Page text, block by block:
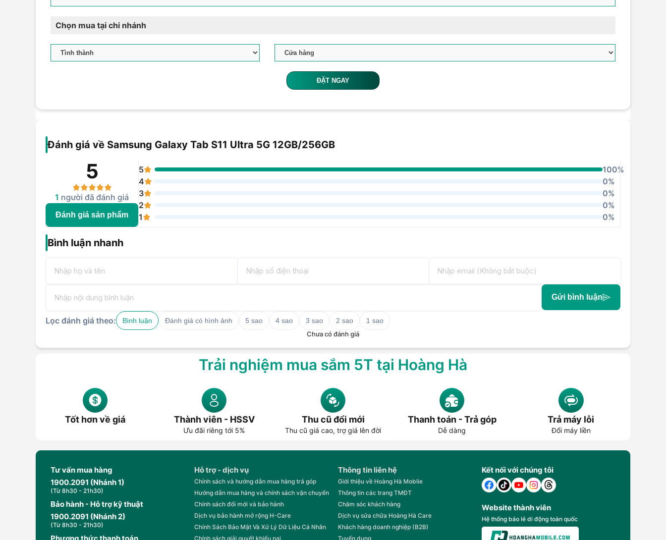
Chọn mua tại chi nhánh
ĐẶT NGAY
Đánh giá về Samsung Galaxy Tab S11 Ultra 5G 12GB/256GB
5
1 người đã đánh giá
Đánh giá sản phẩm
5
100%
4
0%
3
0%
2
0%
1
0%
Bình luận nhanh
Gửi bình luận
Lọc đánh giá theo: Bình luận Đánh giá có hình ảnh 5 sao 4 sao 3 sao 2 sao
1 sao
Chưa có đánh giá
Trải nghiệm mua sắm 5T tại Hoàng Hà
Tốt hơn về giá Thành viên - HSSV
Ưu đãi riêng tới 5%
Thu cũ đổi mới
Thu cũ giá cao, trợ giá lên đời
Thanh toán - Trả góp
Dễ dàng
Trả máy lỗi
Đổi máy liền
Tư vấn mua hàng
1900.2091 (Nhánh 1)
(Từ 8h30 - 21h30)
Bảo hành - Hỗ trợ kỹ thuật
1900.2091 (Nhánh 2)
(Từ 8h30 - 21h30)
Hỗ trợ - dịch vụ
Chính sách và hướng dẫn mua hàng trả góp
Hướng dẫn mua hàng và chính sách vận chuyển
Chính sách đổi mới và bảo hành
Dịch vụ bảo hành mở rộng H-Care
Chính Sách Bảo Mật Và Xử Lý Dữ Liệu Cá Nhân
Chính sách giải quyết khiếu nại
Thông tin liên hệ
Giới thiệu về Hoàng Hà Moblie
Thông tin các trang TMĐT
Chăm sóc khách hàng
Dịch vụ sửa chữa Hoàng Hà Care
Khách hàng doanh nghiệp (B2B)
Tuyển dụng
Kết nối với chúng tôi
Website thành viên
Hệ thống báo lẻ di động toàn quốc